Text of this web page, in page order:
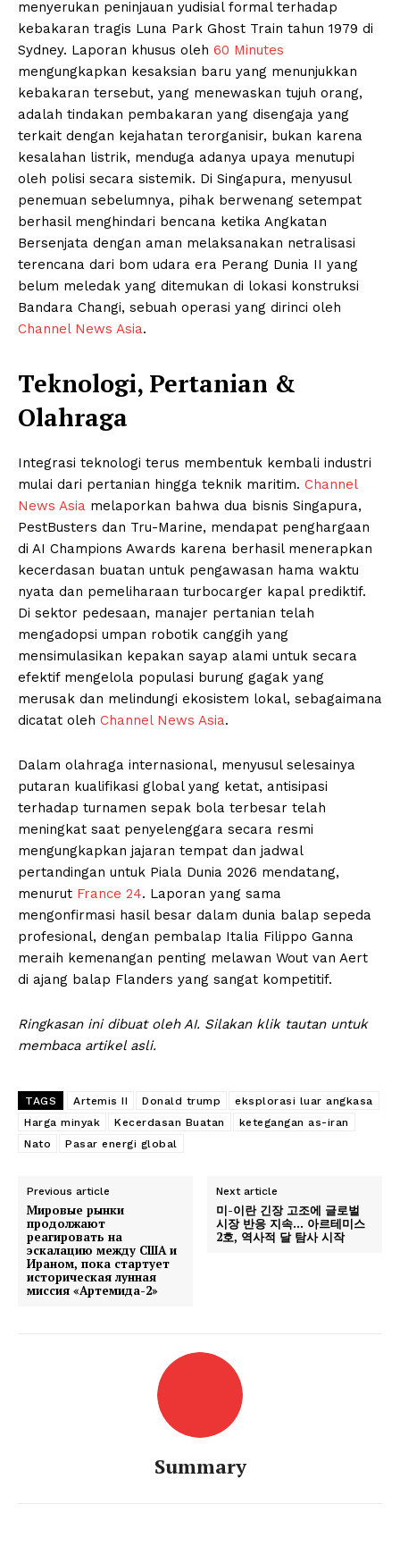
menyerukan peninjauan yudisial formal terhadap
kebakaran tragis Luna Park Ghost Train tahun 1979 di
Sydney. Laporan khusus oleh 60 Minutes
mengungkapkan kesaksian baru yang menunjukkan
kebakaran tersebut, yang menewaskan tujuh orang,
adalah tindakan pembakaran yang disengaja yang
terkait dengan kejahatan terorganisir, bukan karena
kesalahan listrik, menduga adanya upaya menutupi
oleh polisi secara sistemik. Di Singapura, menyusul
penemuan sebelumnya, pihak berwenang setempat
berhasil menghindari bencana ketika Angkatan
Bersenjata dengan aman melaksanakan netralisasi
terencana dari bom udara era Perang Dunia II yang
belum meledak yang ditemukan di lokasi konstruksi
Bandara Changi, sebuah operasi yang dirinci oleh
Channel News Asia.
Teknologi, Pertanian &
Olahraga
Integrasi teknologi terus membentuk kembali industri
mulai dari pertanian hingga teknik maritim. Channel
News Asia melaporkan bahwa dua bisnis Singapura,
PestBusters dan Tru-Marine, mendapat penghargaan
di AI Champions Awards karena berhasil menerapkan
kecerdasan buatan untuk pengawasan hama waktu
nyata dan pemeliharaan turbocarger kapal prediktif.
Di sektor pedesaan, manajer pertanian telah
mengadopsi umpan robotik canggih yang
mensimulasikan kepakan sayap alami untuk secara
efektif mengelola populasi burung gagak yang
merusak dan melindungi ekosistem lokal, sebagaimana
dicatat oleh Channel News Asia.
Dalam olahraga internasional, menyusul selesainya
putaran kualifikasi global yang ketat, antisipasi
terhadap turnamen sepak bola terbesar telah
meningkat saat penyelenggara secara resmi
mengungkapkan jajaran tempat dan jadwal
pertandingan untuk Piala Dunia 2026 mendatang,
menurut France 24. Laporan yang sama
mengonfirmasi hasil besar dalam dunia balap sepeda
profesional, dengan pembalap Italia Filippo Ganna
meraih kemenangan penting melawan Wout van Aert
di ajang balap Flanders yang sangat kompetitif.
Ringkasan ini dibuat oleh AI. Silakan klik tautan untuk
membaca artikel asli.
TAGS Artemis II Donald trump
eksplorasi luar angkasa
Harga minyak
Kecerdasan Buatan
ketegangan as-iran
Nato
Pasar energi global
Previous article
Мировые рынки
продолжают
реагировать на
эскалацию между США и
Ираном, пока стартует
историческая лунная
миссия «Артемида-2»
Next article
미-이란 긴장 고조에 글로벌
시장 반응 지속… 아르테미스
2호, 역사적 달 탐사 시작
Summary